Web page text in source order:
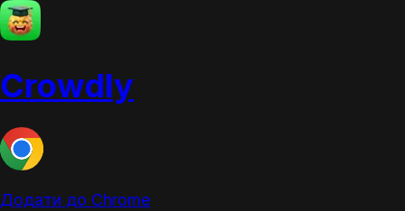
Crowdly
Додати до Chrome